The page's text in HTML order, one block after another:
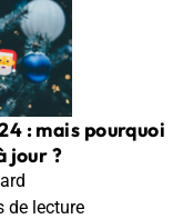
: mais pourquoi
jour ?
de lecture